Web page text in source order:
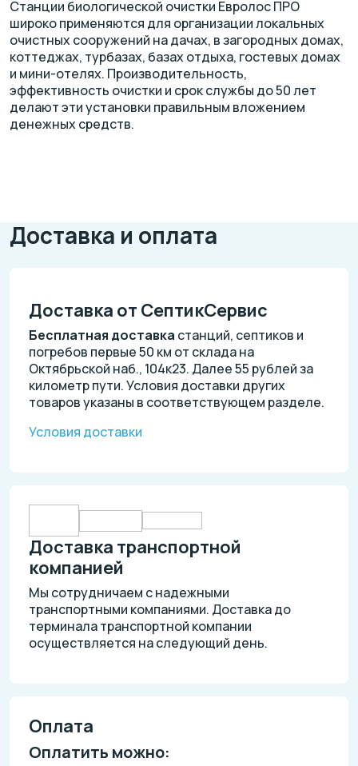
Станции биологической очистки Евролос ПРО
широко применяются для организации локальных
очистных сооружений на дачах, в загородных домах,
коттеджах, турбазах, базах отдыха, гостевых домах
и мини-отелях. Производительность,
эффективность очистки и срок службы до 50 лет
делают эти установки правильным вложением
денежных средств.
Доставка и оплата
Доставка от СептикСервис
Бесплатная доставка станций, септиков и
погребов первые 50 км от склада на
Октябрьской наб., 104к23. Далее 55 рублей за
километр пути. Условия доставки других
товаров указаны в соответствующем разделе.
Условия доставки
Доставка транспортной
компанией
Мы сотрудничаем с надежными
транспортными компаниями. Доставка до
терминала транспортной компании
осуществляется на следующий день.
Оплата
Оплатить можно: